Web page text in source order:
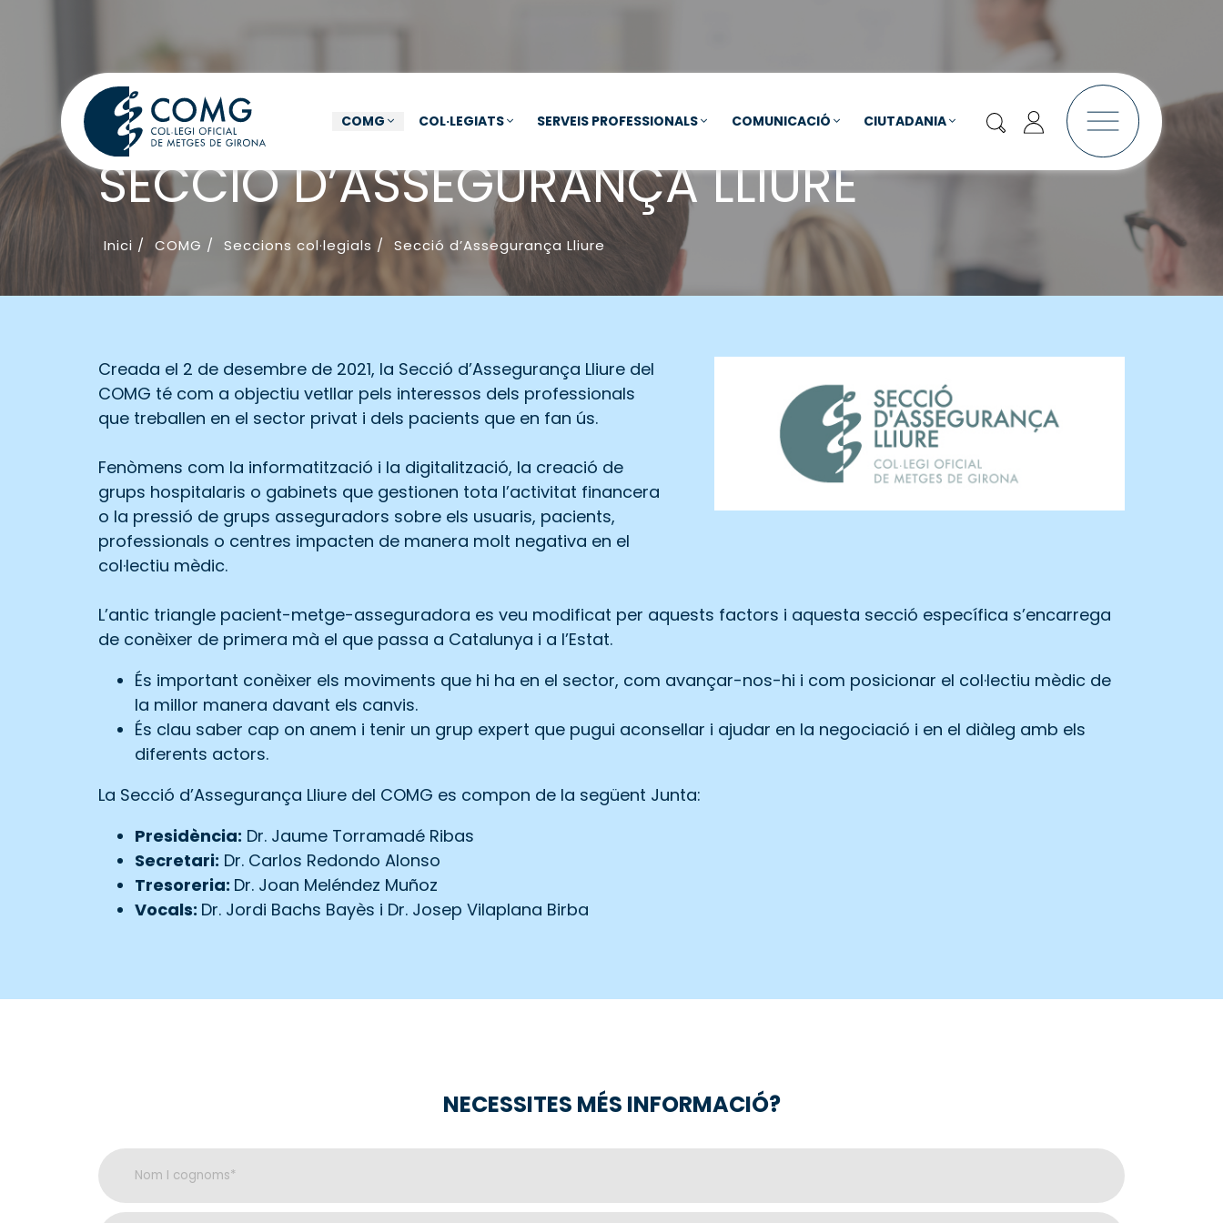
COMG COL·LEGIATS SERVEIS PROFESSIONALS COMUNICACIÓ CIUTADANIA
SECCIÓ D’ASSEGURANÇA LLIURE
Inici / COMG / Seccions col·legials / Secció d’Assegurança Lliure
Creada el 2 de desembre de 2021, la Secció d’Assegurança Lliure del
COMG té com a objectiu vetllar pels interessos dels professionals
que treballen en el sector privat i dels pacients que en fan ús.
Fenòmens com la informatització i la digitalització, la creació de
grups hospitalaris o gabinets que gestionen tota l’activitat financera
o la pressió de grups asseguradors sobre els usuaris, pacients,
professionals o centres impacten de manera molt negativa en el
col·lectiu mèdic.
L’antic triangle pacient-metge-asseguradora es veu modificat per aquests factors i aquesta secció específica s’encarrega
de conèixer de primera mà el que passa a Catalunya i a l’Estat.
És important conèixer els moviments que hi ha en el sector, com avançar-nos-hi i com posicionar el col·lectiu mèdic de
la millor manera davant els canvis.
És clau saber cap on anem i tenir un grup expert que pugui aconsellar i ajudar en la negociació i en el diàleg amb els
diferents actors.
La Secció d’Assegurança Lliure del COMG es compon de la següent Junta:
Presidència: Dr. Jaume Torramadé Ribas
Secretari: Dr. Carlos Redondo Alonso
Tresoreria: Dr. Joan Meléndez Muñoz
Vocals: Dr. Jordi Bachs Bayès i Dr. Josep Vilaplana Birba
NECESSITES MÉS INFORMACIÓ?